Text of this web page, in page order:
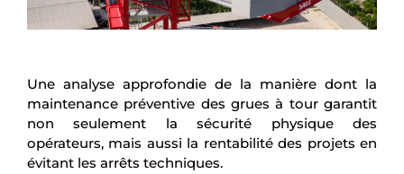
Une analyse approfondie de la manière dont la
maintenance préventive des grues à tour garantit
non seulement la sécurité physique des
opérateurs, mais aussi la rentabilité des projets en
évitant les arrêts techniques.